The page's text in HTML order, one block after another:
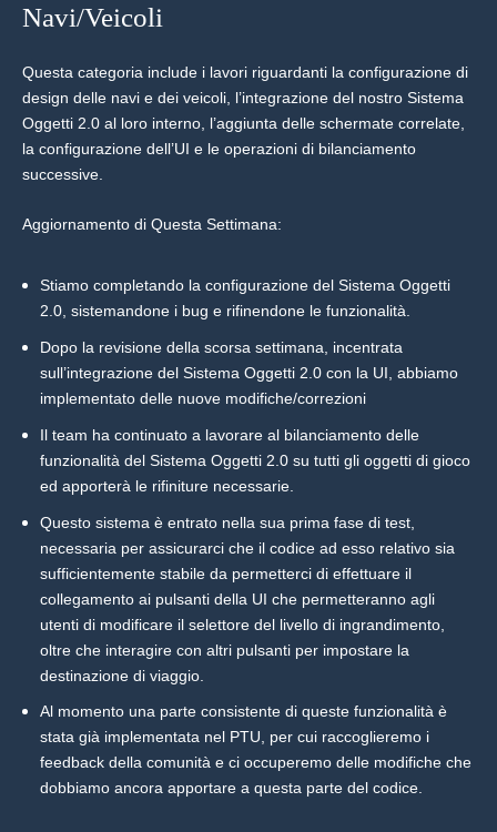
Navi/Veicoli
Questa categoria include i lavori riguardanti la configurazione di
design delle navi e dei veicoli, l’integrazione del nostro Sistema
Oggetti 2.0 al loro interno, l’aggiunta delle schermate correlate,
la configurazione dell’UI e le operazioni di bilanciamento
successive.
Aggiornamento di Questa Settimana:
Stiamo completando la configurazione del Sistema Oggetti
2.0, sistemandone i bug e rifinendone le funzionalità.
Dopo la revisione della scorsa settimana, incentrata
sull’integrazione del Sistema Oggetti 2.0 con la UI, abbiamo
implementato delle nuove modifiche/correzioni
Il team ha continuato a lavorare al bilanciamento delle
funzionalità del Sistema Oggetti 2.0 su tutti gli oggetti di gioco
ed apporterà le rifiniture necessarie.
Questo sistema è entrato nella sua prima fase di test,
necessaria per assicurarci che il codice ad esso relativo sia
sufficientemente stabile da permetterci di effettuare il
collegamento ai pulsanti della UI che permetteranno agli
utenti di modificare il selettore del livello di ingrandimento,
oltre che interagire con altri pulsanti per impostare la
destinazione di viaggio.
Al momento una parte consistente di queste funzionalità è
stata già implementata nel PTU, per cui raccoglieremo i
feedback della comunità e ci occuperemo delle modifiche che
dobbiamo ancora apportare a questa parte del codice.